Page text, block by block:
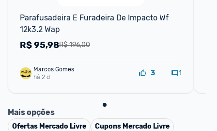
Parafusadeira E Furadeira De Impacto Wf
12k3.2 Wap
R$ 196,00
R$95,98
Marcos Gomes
há 2 d
3 1
Mais opções
Ofertas Mercado Livre Cupons Mercado Livre